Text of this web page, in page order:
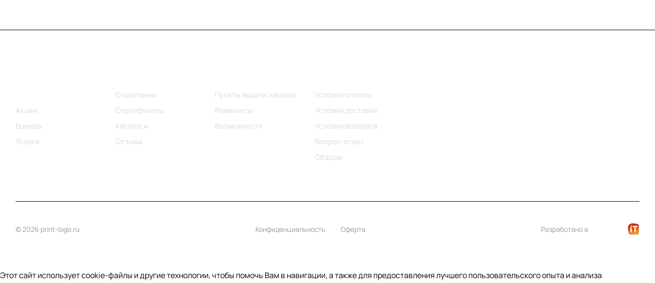
Акции
Бренды
Услуги
О компании
Сертификаты
Каталоги
Отзывы
Пункты выдачи заказов
Реквизиты
Возможности
Условия оплаты
Условия доставки
Условия возврата
Вопрос-ответ
Обзоры
© 2026 print-logo.ru Конфиденциальность Оферта Разработано в
Этот сайт использует cookie-файлы и другие технологии, чтобы помочь Вам в навигации, а также для предоставления лучшего пользовательского опыта и анализа